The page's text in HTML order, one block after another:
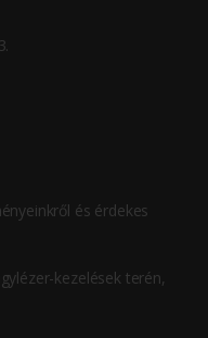
és érdekes
kezelések terén,